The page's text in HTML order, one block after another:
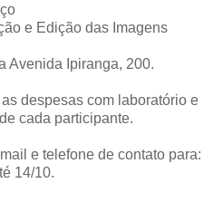
e Edição das Imagens
Avenida Ipiranga, 200.
despesas com laboratório e
cada participante.
e telefone de contato para:
14/10.